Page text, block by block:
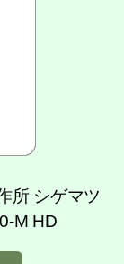
所 シゲマツ
M HD